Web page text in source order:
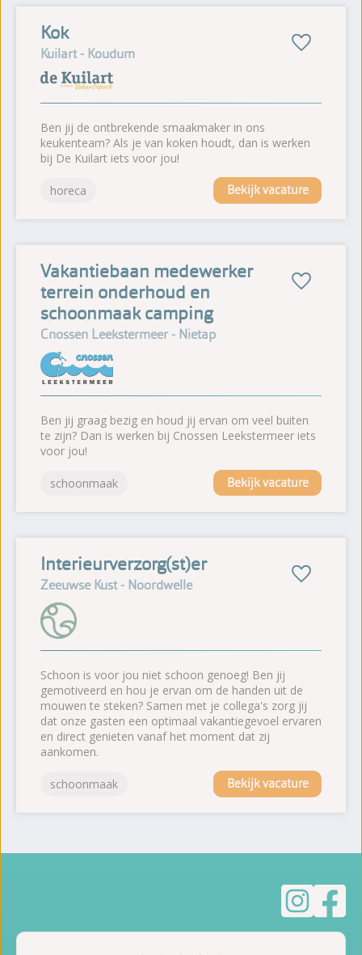
Kok
Kuilart - Koudum
Ben jij de ontbrekende smaakmaker in ons
keukenteam? Als je van koken houdt, dan is werken
bij De Kuilart iets voor jou!
horeca Bekijk vacature
Vakantiebaan medewerker
terrein onderhoud en
schoonmaak camping
Cnossen Leekstermeer - Nietap
Ben jij graag bezig en houd jij ervan om veel buiten
te zijn? Dan is werken bij Cnossen Leekstermeer iets
voor jou!
schoonmaak Bekijk vacature
Interieurverzorg(st)er
Zeeuwse Kust - Noordwelle
Schoon is voor jou niet schoon genoeg! Ben jij
gemotiveerd en hou je ervan om de handen uit de
mouwen te steken? Samen met je collega's zorg jij
dat onze gasten een optimaal vakantiegevoel ervaren
en direct genieten vanaf het moment dat zij
aankomen.
schoonmaak Bekijk vacature